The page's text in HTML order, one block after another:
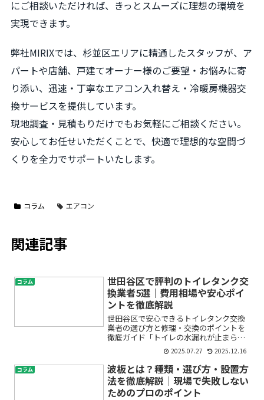
にご相談いただければ、きっとスムーズに理想の環境を
実現できます。
弊社MIRIXでは、杉並区エリアに精通したスタッフが、ア
パートや店舗、戸建てオーナー様のご要望・お悩みに寄
り添い、迅速・丁寧なエアコン入れ替え・冷暖房機器交
換サービスを提供しています。
現地調査・見積もりだけでもお気軽にご相談ください。
安心してお任せいただくことで、快適で理想的な空間づ
くりを全力でサポートいたします。
コラム エアコン
関連記事
コラム
世田谷区で評判のトイレタンク交
換業者5選｜費用相場や安心ポイ
ントを徹底解説
世田谷区で安心できるトイレタンク交換
業者の選び方と修理・交換のポイントを
徹底ガイド「トイレの水漏れが止まらな
い」「タンクから異音がする」「部品が
壊れてしまった」—そんなトイレのトラ
ブルに初めて直面したとき、不安でいっ
ぱいになりますよね。特に...
2025.07.27 2025.12.16
コラム
波板とは？種類・選び方・設置方
法を徹底解説｜現場で失敗しない
ためのプロのポイント